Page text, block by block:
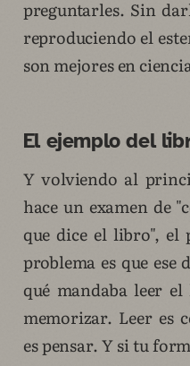
preguntarles. Sin
reproduciendo el
son mejores en
El ejemplo del
Y volviendo al
hace un examen de
que dice el libro", el
problema es que ese
qué mandaba leer
memorizar. Leer es
es pensar. Y si tu